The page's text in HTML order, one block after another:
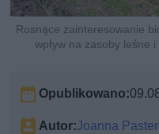
Rosnące zainteresowanie
wpływ na zasoby leśne
Opublikowano:
Autor:Joanna